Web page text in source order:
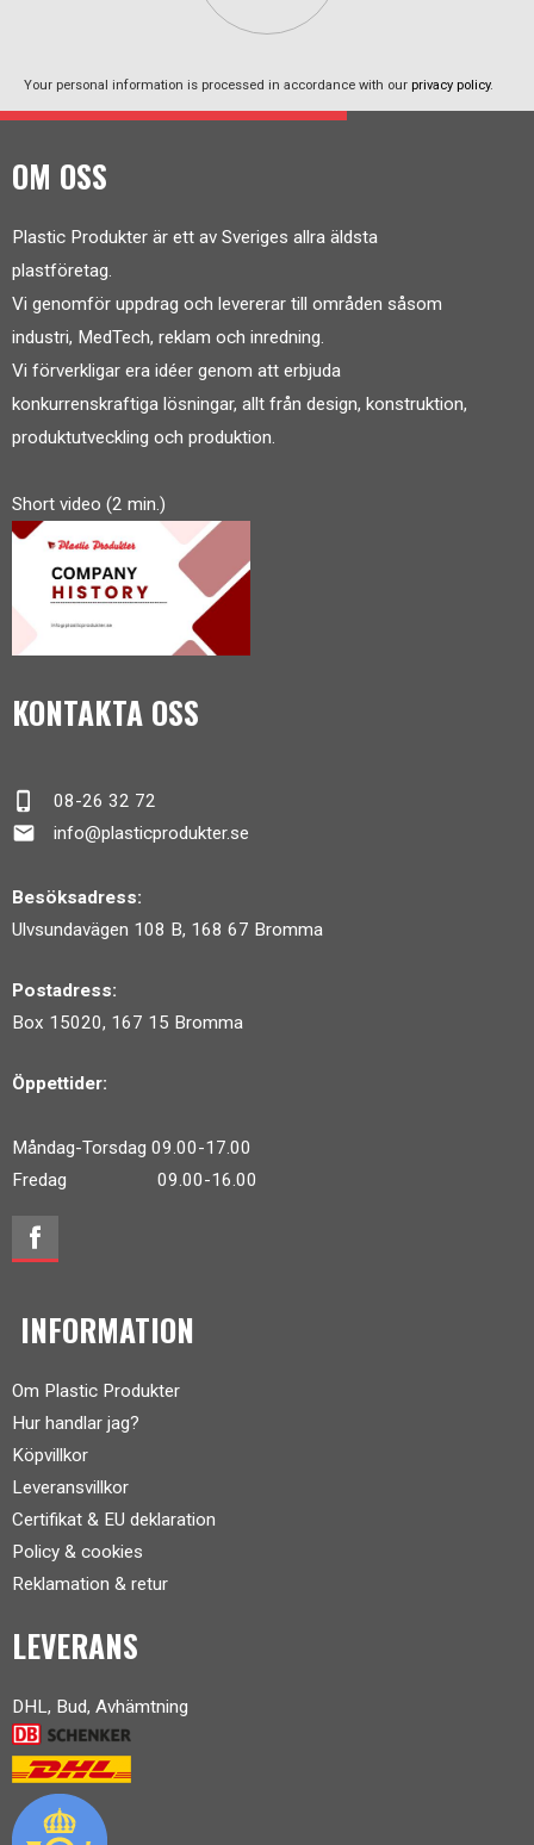
Your personal information is processed in accordance with our privacy policy.
OM OSS
Plastic Produkter är ett av Sveriges allra äldsta
plastföretag.
Vi genomför uppdrag och levererar till områden såsom
industri, MedTech, reklam och inredning.
Vi förverkligar era idéer genom att erbjuda
konkurrenskraftiga lösningar, allt från design, konstruktion,
produktutveckling och produktion.
Short video (2 min.)
KONTAKTA OSS
phone_iphone 08-26 32 72
mail info@plasticprodukter.se
Besöksadress:
Ulvsundavägen 108 B, 168 67 Bromma
Postadress:
Box 15020, 167 15 Bromma
Öppettider:
Måndag-Torsdag 09.00-17.00
Fredag 09.00-16.00
INFORMATION
Om Plastic Produkter
Hur handlar jag?
Köpvillkor
Leveransvillkor
Certifikat & EU deklaration
Policy & cookies
Reklamation & retur
LEVERANS
DHL, Bud, Avhämtning